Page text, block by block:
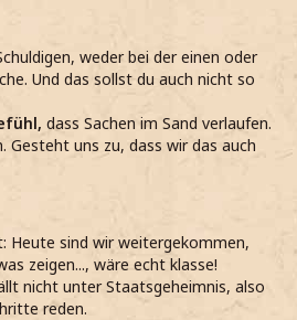
weder bei der einen oder
Und das sollst du auch nicht so
dass Sachen im Sand verlaufen.
Gesteht uns zu, dass wir das auch
Heute sind wir weitergekommen,
zeigen..., wäre echt klasse!
nicht unter Staatsgeheimnis, also
reden.